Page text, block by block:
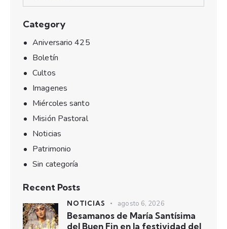
Category
Aniversario 425
Boletín
Cultos
Imagenes
Miércoles santo
Misión Pastoral
Noticias
Patrimonio
Sin categoría
Recent Posts
NOTICIAS agosto 6, 2026
Besamanos de María Santísima
del Buen Fin en la festividad del